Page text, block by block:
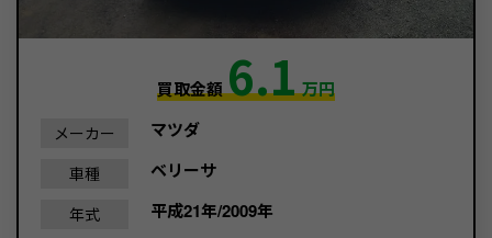
買取金額6.1万円
メーカー マツダ
車種 ベリーサ
年式 平成21年/2009年